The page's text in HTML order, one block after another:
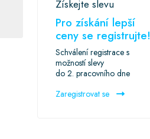
Získejte slevu
Pro získání lepší
ceny se registrujte!
Schválení registrace s
možností slevy
do 2. pracovního dne
Zaregistrovat se